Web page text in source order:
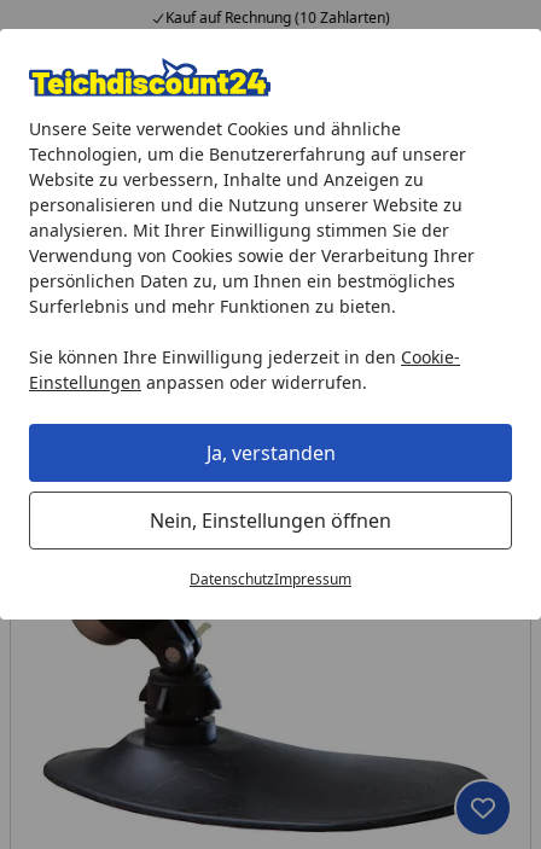
Unsere Seite verwendet Cookies und ähnliche
Technologien, um die Benutzererfahrung auf unserer
Website zu verbessern, Inhalte und Anzeigen zu
personalisieren und die Nutzung unserer Website zu
analysieren. Mit Ihrer Einwilligung stimmen Sie der
Verwendung von Cookies sowie der Verarbeitung Ihrer
persönlichen Daten zu, um Ihnen ein bestmögliches
Surferlebnis und mehr Funktionen zu bieten.
Sie können Ihre Einwilligung jederzeit in den Cookie-
Einstellungen anpassen oder widerrufen.
Ja, verstanden
Nein, Einstellungen öffnen
DatenschutzImpressum
Kauf auf Rechnung (10 Zahlarten)
Alle Produkte
Mein Konto
Suchen
Startseite
Teichprodukte Teichbeleuchtung LED-Beleuchtung
Heissner SMART LIGHT Spot, 9W,
RGB, Metall (L439-00)